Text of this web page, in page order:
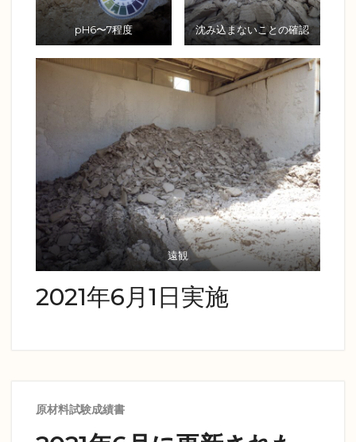
pH6〜7程度 沈み込まないことの確認
遠観
2021年6月1日実施
原材料試験成績書